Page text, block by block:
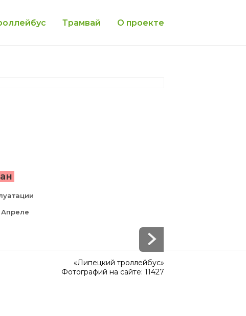
Трамвай О проекте
«Липецкий троллейбус»
Фотографий на сайте: 11427